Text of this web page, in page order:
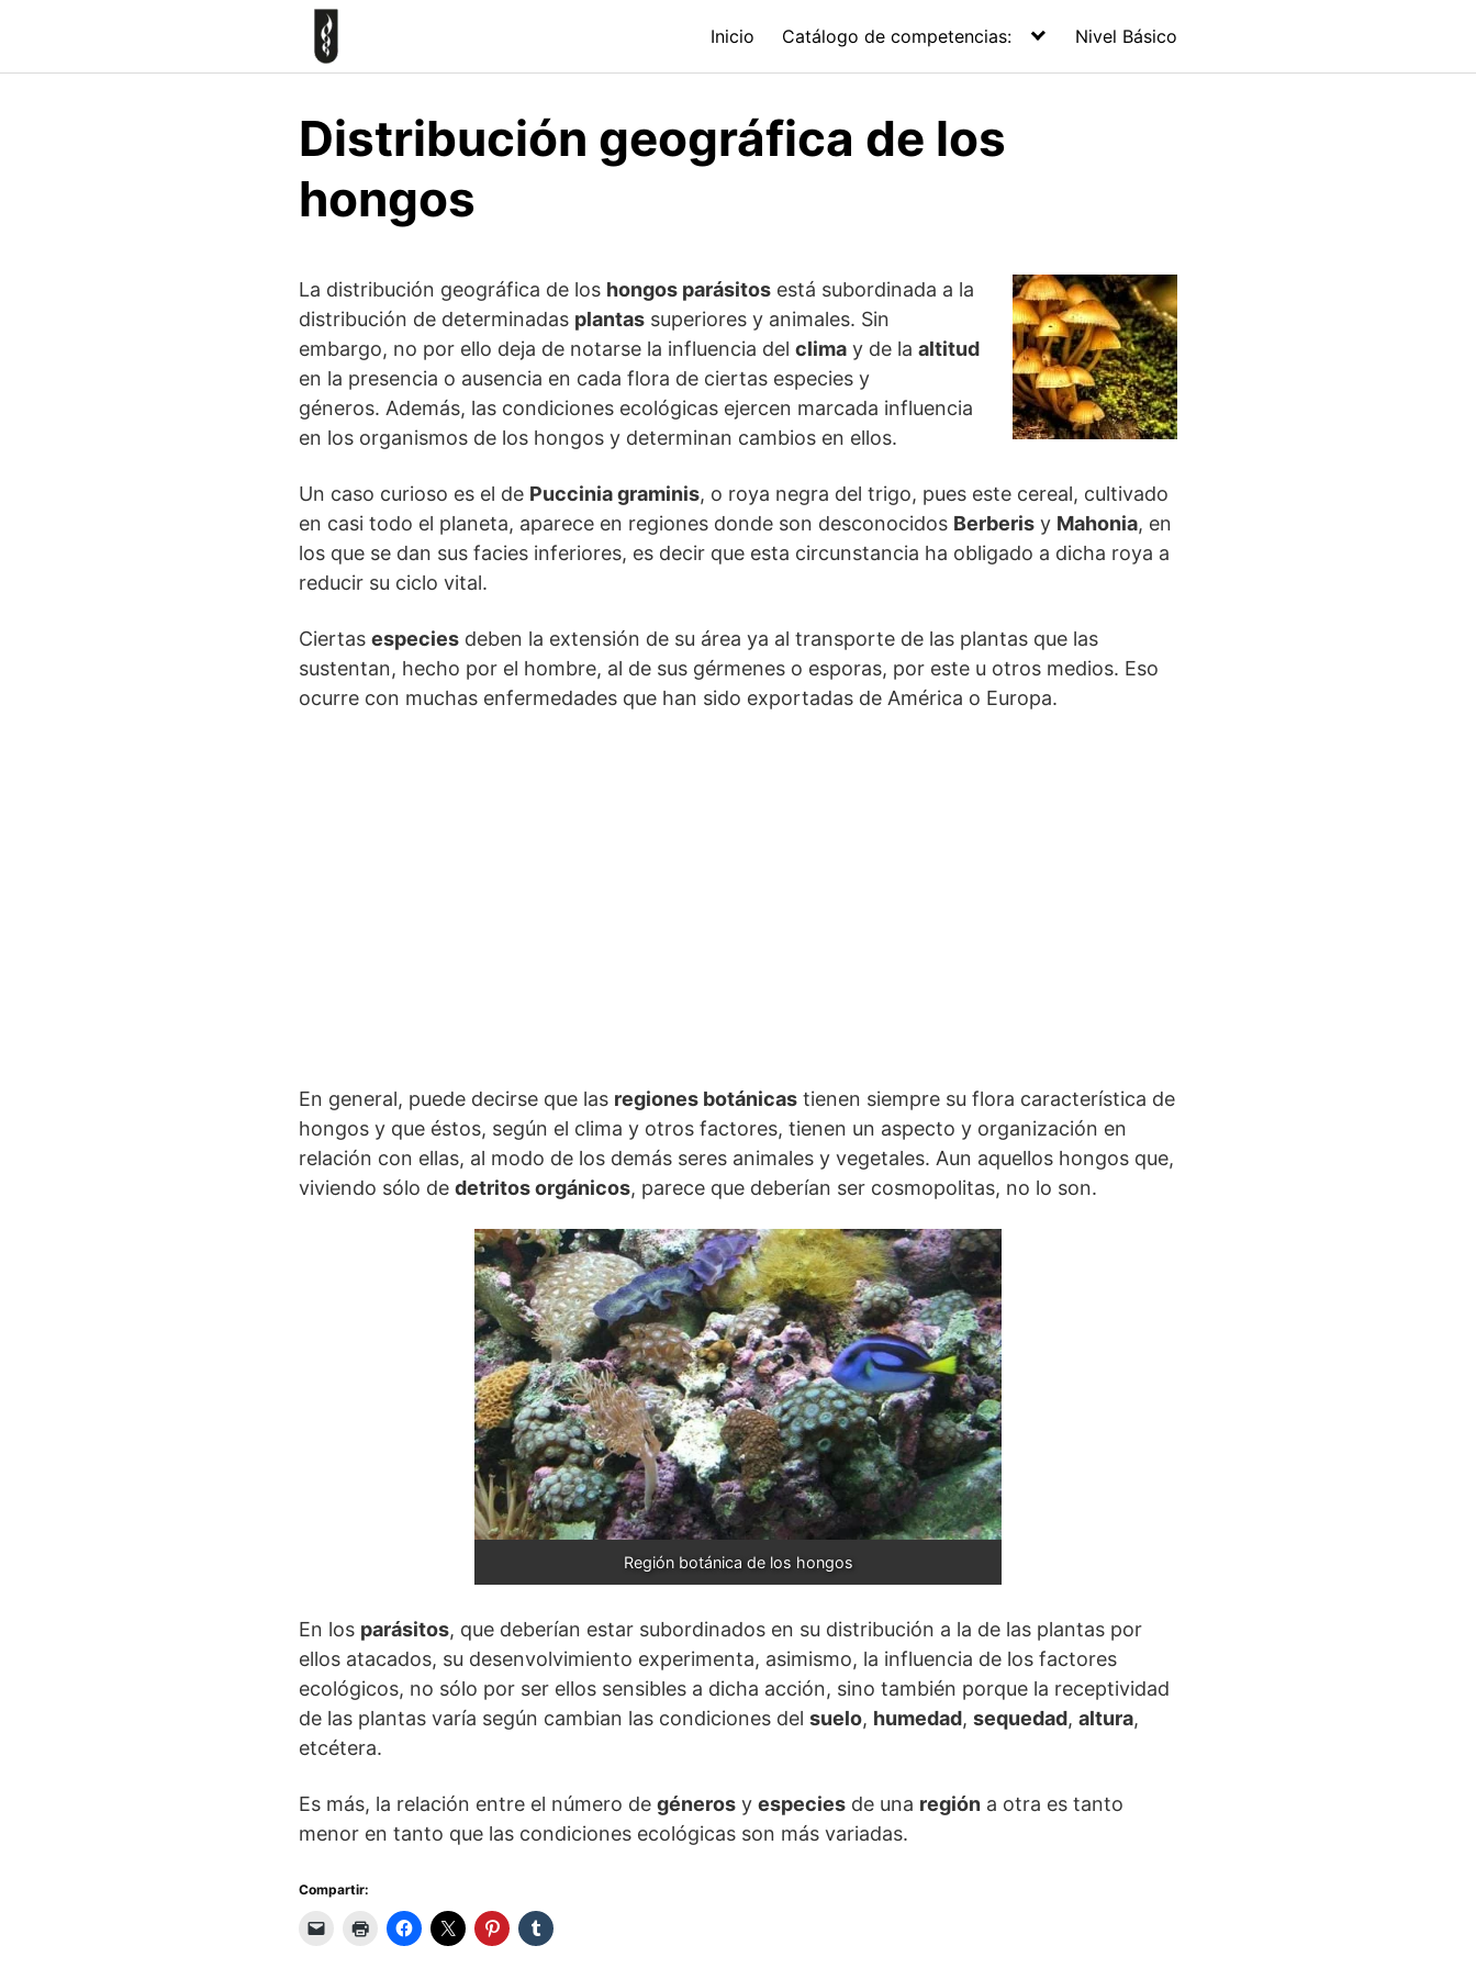
Inicio Catálogo de competencias: Nivel Básico
Distribución geográfica de los
hongos
La distribución geográfica de los hongos parásitos está subordinada a la
distribución de determinadas plantas superiores y animales. Sin
embargo, no por ello deja de notarse la influencia del clima y de la altitud
en la presencia o ausencia en cada flora de ciertas especies y
géneros. Además, las condiciones ecológicas ejercen marcada influencia
en los organismos de los hongos y determinan cambios en ellos.
Un caso curioso es el de Puccinia graminis, o roya negra del trigo, pues este cereal, cultivado
en casi todo el planeta, aparece en regiones donde son desconocidos Berberis y Mahonia, en
los que se dan sus facies inferiores, es decir que esta circunstancia ha obligado a dicha roya a
reducir su ciclo vital.
Ciertas especies deben la extensión de su área ya al transporte de las plantas que las
sustentan, hecho por el hombre, al de sus gérmenes o esporas, por este u otros medios. Eso
ocurre con muchas enfermedades que han sido exportadas de América o Europa.
En general, puede decirse que las regiones botánicas tienen siempre su flora característica de
hongos y que éstos, según el clima y otros factores, tienen un aspecto y organización en
relación con ellas, al modo de los demás seres animales y vegetales. Aun aquellos hongos que,
viviendo sólo de detritos orgánicos, parece que deberían ser cosmopolitas, no lo son.
Región botánica de los hongos
En los parásitos, que deberían estar subordinados en su distribución a la de las plantas por
ellos atacados, su desenvolvimiento experimenta, asimismo, la influencia de los factores
ecológicos, no sólo por ser ellos sensibles a dicha acción, sino también porque la receptividad
de las plantas varía según cambian las condiciones del suelo, humedad, sequedad, altura,
etcétera.
Es más, la relación entre el número de géneros y especies de una región a otra es tanto
menor en tanto que las condiciones ecológicas son más variadas.
Compartir: